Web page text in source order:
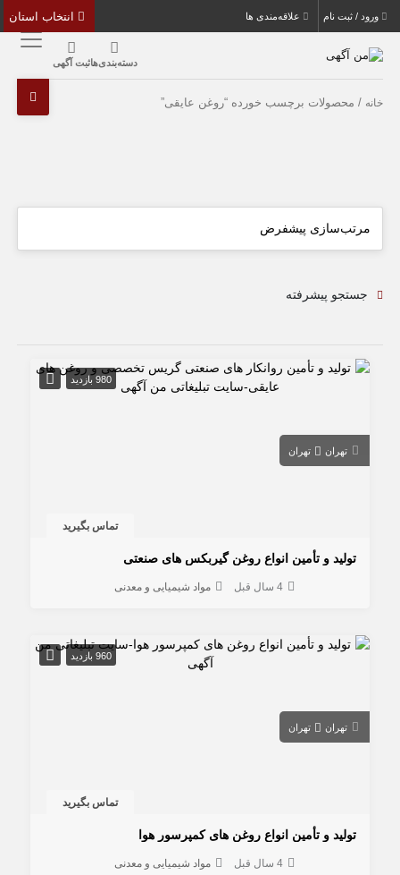
ورود / ثبت نام علاقه‌مندی ها
دسته‌بندی‌هاثبت آگهی
خانه / محصولات برچسب خورده “روغن عایقی”
جستجو پیشرفته
980 بازدید
تهران تهران
تماس بگیرید
تولید و تأمین انواع روغن گیربکس های صنعتی
4 سال قبل مواد شیمیایی و معدنی
960 بازدید
تهران تهران
تماس بگیرید
تولید و تأمین انواع روغن های کمپرسور هوا
4 سال قبل مواد شیمیایی و معدنی